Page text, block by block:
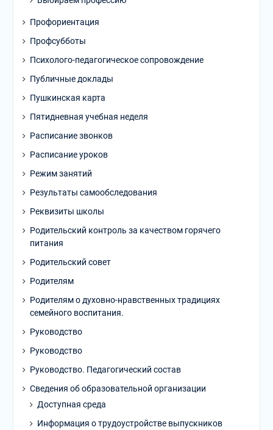
Профориентация
Профсубботы
Психолого-педагогическое сопровождение
Публичные доклады
Пушкинская карта
Пятидневная учебная неделя
Расписание звонков
Расписание уроков
Режим занятий
Результаты самообследования
Реквизиты школы
Родительский контроль за качеством горячего
питания
Родительский совет
Родителям
Родителям о духовно-нравственных традициях
семейного воспитания.
Руководство
Руководство
Руководство. Педагогический состав
Сведения об образовательной организации
Доступная среда
Информация о трудоустройстве выпускников